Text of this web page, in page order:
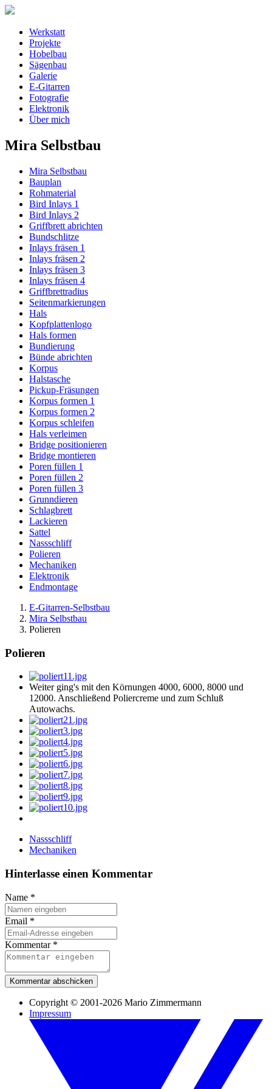
Werkstatt
Projekte
Hobelbau
Sägenbau
Galerie
E-Gitarren
Fotografie
Elektronik
Über mich
Mira Selbstbau
Mira Selbstbau
Bauplan
Rohmaterial
Bird Inlays 1
Bird Inlays 2
Griffbrett abrichten
Bundschlitze
Inlays fräsen 1
Inlays fräsen 2
Inlays fräsen 3
Inlays fräsen 4
Griffbrettradius
Seitenmarkierungen
Hals
Kopfplattenlogo
Hals formen
Bundierung
Bünde abrichten
Korpus
Halstasche
Pickup-Fräsungen
Korpus formen 1
Korpus formen 2
Korpus schleifen
Hals verleimen
Bridge positionieren
Bridge montieren
Poren füllen 1
Poren füllen 2
Poren füllen 3
Grunndieren
Schlagbrett
Lackieren
Sattel
Nassschliff
Polieren
Mechaniken
Elektronik
Endmontage
E-Gitarren-Selbstbau
Mira Selbstbau
Polieren
Polieren
Weiter ging's mit den Körnungen 4000, 6000, 8000 und
12000. Anschließend Poliercreme und zum Schluß
Autowachs.
Nassschliff
Mechaniken
Hinterlasse einen Kommentar
Name *
Email *
Kommentar *
Kommentar abschicken
Copyright © 2001-2026 Mario Zimmermann
Impressum